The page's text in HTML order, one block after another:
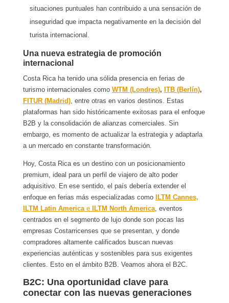
situaciones puntuales han contribuido a una sensación de
inseguridad que impacta negativamente en la decisión del
turista internacional.
Una nueva estrategia de promoción
internacional
Costa Rica ha tenido una sólida presencia en ferias de
turismo internacionales como WTM (Londres), ITB (Berlín),
FITUR (Madrid), entre otras en varios destinos. Estas
plataformas han sido históricamente exitosas para el enfoque
B2B y la consolidación de alianzas comerciales. Sin
embargo, es momento de actualizar la estrategia y adaptarla
a un mercado en constante transformación.
Hoy, Costa Rica es un destino con un posicionamiento
premium, ideal para un perfil de viajero de alto poder
adquisitivo. En ese sentido, el país debería extender el
enfoque en ferias más especializadas como
ILTM Cannes,
ILTM Latin Americae ILTM North America, eventos
centrados en el segmento de lujo donde son pocas las
empresas Costarricenses que se presentan, y donde
compradores altamente calificados buscan nuevas
experiencias auténticas y sostenibles para sus exigentes
clientes. Esto en el ámbito B2B. Veamos ahora el B2C.
B2C: Una oportunidad clave para
conectar con las nuevas generaciones